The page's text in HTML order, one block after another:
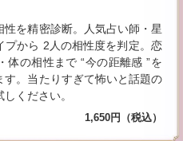
性を精密診断。人気占い師・星
プから 2人の相性度を判定。恋
体の相性まで “今の距離感 ”を
す。当たりすぎて怖いと話題の
ください。
1,650円（税込）